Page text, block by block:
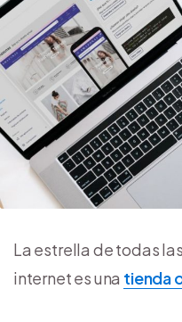
La estrella de todas
internet es una tienda